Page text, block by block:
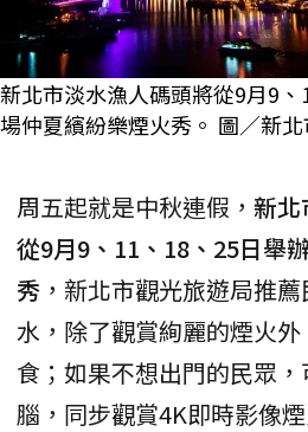
新北市淡水漁人碼頭將從9月9
場仲夏繽紛樂煙火秀。 圖／新
周五起就是中秋連假， 新北
從9月9、11、18、25日舉
秀 ，新北市觀光旅遊局推
水，除了觀賞絢麗的煙火
食；如果不想出門的民眾
腦，同步觀賞4K即時影像煙